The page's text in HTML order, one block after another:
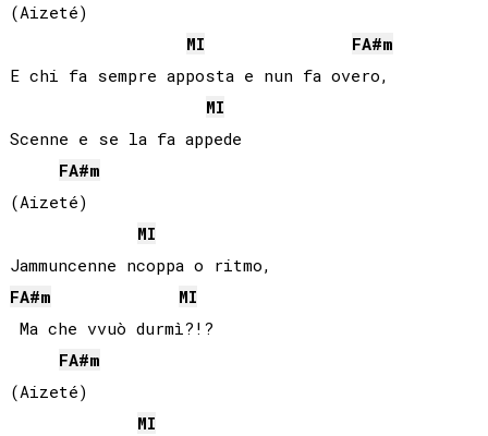
(Aizeté)
MI
FA#m
E chi fa sempre apposta e nun fa overo,
MI
Scenne e se la fa appede
FA#m
(Aizeté)
MI
FA#m
MI
Ma che vvuò durmì?!?
FA#m
(Aizeté)
MI